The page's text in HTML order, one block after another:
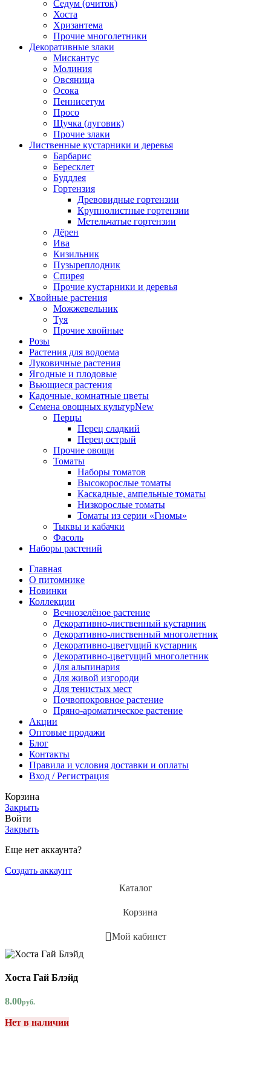
Седум (очиток)
Хоста
Хризантема
Прочие многолетники
Декоративные злаки
Мискантус
Молиния
Овсяница
Осока
Пеннисетум
Просо
Щучка (луговик)
Прочие злаки
Лиственные кустарники и деревья
Барбарис
Бересклет
Буддлея
Гортензия
Древовидные гортензии
Крупнолистные гортензии
Метельчатые гортензии
Дёрен
Ива
Кизильник
Пузыреплодник
Спирея
Прочие кустарники и деревья
Хвойные растения
Можжевельник
Туя
Прочие хвойные
Розы
Растения для водоема
Луковичные растения
Ягодные и плодовые
Вьющиеся растения
Кадочные, комнатные цветы
Семена овощных культурNew
Перцы
Перец сладкий
Перец острый
Прочие овощи
Томаты
Наборы томатов
Высокорослые томаты
Каскадные, ампельные томаты
Низкорослые томаты
Томаты из серии «Гномы»
Тыквы и кабачки
Фасоль
Наборы растений
Главная
О питомнике
Новинки
Коллекции
Вечнозелёное растение
Декоративно-лиственный кустарник
Декоративно-лиственный многолетник
Декоративно-цветущий кустарник
Декоративно-цветущий многолетник
Для альпинария
Для живой изгороди
Для тенистых мест
Почвопокровное растение
Пряно-ароматическое растение
Акции
Оптовые продажи
Блог
Контакты
Правила и условия доставки и оплаты
Вход / Регистрация
Корзина
Закрыть
Войти
Закрыть
Еще нет аккаунта?
Создать аккаунт
Каталог
Корзина
Мой кабинет
Хоста Гай Блэйд
8.00руб.
Нет в наличии